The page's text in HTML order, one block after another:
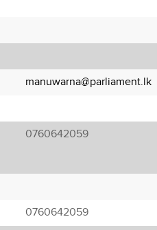
manuwarna@parliament.lk
0760642059
0760642059